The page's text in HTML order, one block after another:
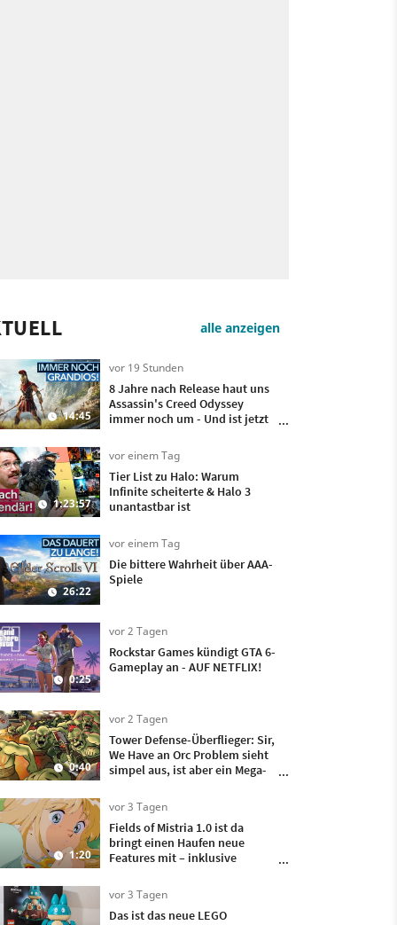
alle anzeigen
14:45
vor 19 Stunden
8 Jahre nach Release haut uns
Assassin's Creed Odyssey
immer noch um - Und ist jetzt
1:23:57
vor einem Tag
Tier List zu Halo: Warum
Infinite scheiterte & Halo 3
unantastbar ist
26:22
vor einem Tag
Die bittere Wahrheit über AAA-
Spiele
0:25
vor 2 Tagen
Rockstar Games kündigt GTA 6-
Gameplay an - AUF NETFLIX!
0:40
vor 2 Tagen
Tower Defense-Überflieger: Sir,
We Have an Orc Problem sieht
simpel aus, ist aber ein Mega-
1:20
vor 3 Tagen
Fields of Mistria 1.0 ist da
bringt einen Haufen neue
Features mit – inklusive
vor 3 Tagen
Das ist das neue LEGO